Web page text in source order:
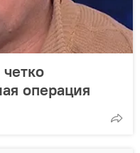
операция